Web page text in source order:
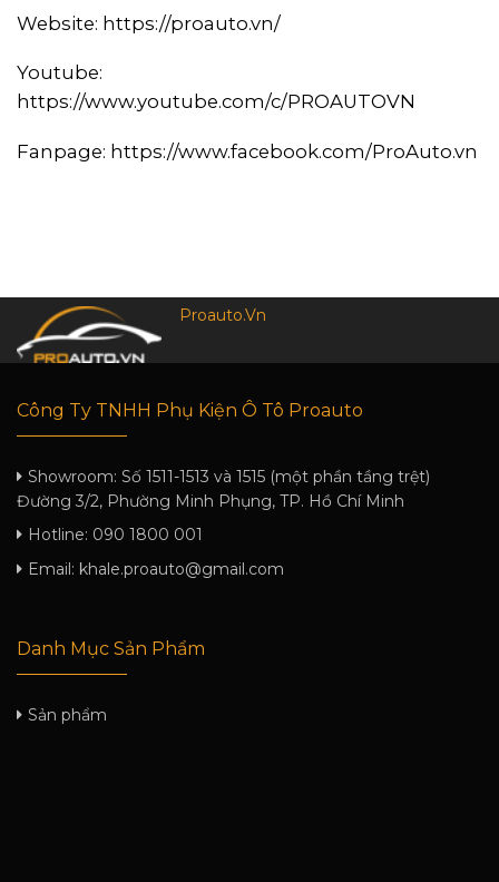
Website: https://proauto.vn/
Youtube:
https://www.youtube.com/c/PROAUTOVN
Fanpage: https://www.facebook.com/ProAuto.vn
Proauto.Vn
Công Ty TNHH Phụ Kiện Ô Tô Proauto
Showroom: Số 1511-1513 và 1515 (một phần tầng trệt)
Đường 3/2, Phường Minh Phụng, TP. Hồ Chí Minh
Hotline: 090 1800 001
Email: khale.proauto@gmail.com
Danh Mục Sản Phẩm
Sản phẩm